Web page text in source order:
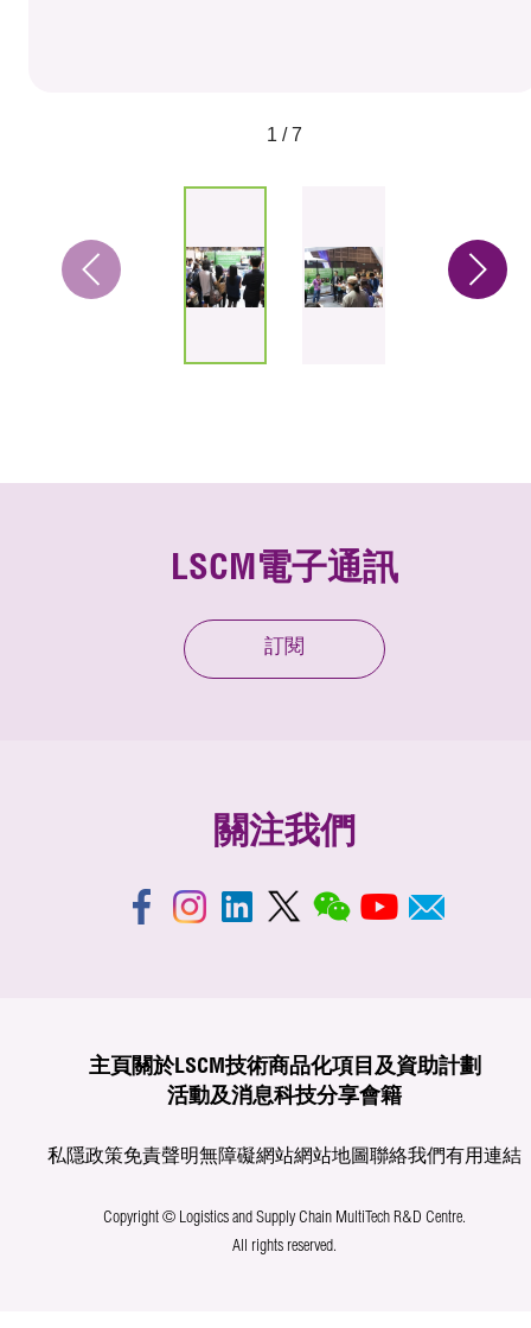
1 / 7
LSCM電子通訊
訂閱
關注我們
主頁 關於LSCM技術商品化項目及資助計劃
活動及消息科技分享會籍
私隱政策免責聲明無障礙網站網站地圖聯絡我們有用連結
Copyright © Logistics and Supply Chain MultiTech R&D Centre.
All rights reserved.